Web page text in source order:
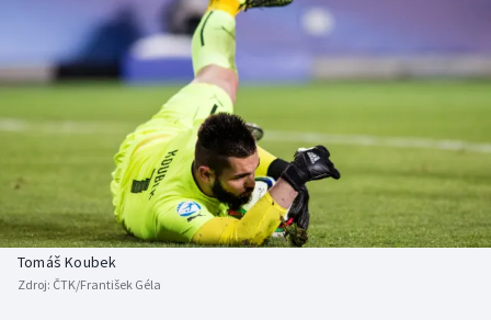
Cyklistika
DALŠÍ SPORTY
Americký fotbal
Baseball a softbal
Basketbal
Biatlon
NEPŘEHLÉDNĚTE
Historické návraty
Aplikace ČT sport
Tomáš Koubek
Zdroj: ČTK/František Géla